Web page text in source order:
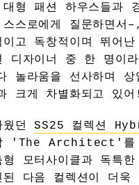
대형 패션 하우스들과
스스로에게 질문하면
이고 독창적이며 뛰어
디자이너 중 한 명이
놀라움을 선사하며
크게 차별화되고 있어!
웠던SS25 컬렉션
'The Architect'를
모터사이클과 독특
된 다음 컬렉션이 더욱